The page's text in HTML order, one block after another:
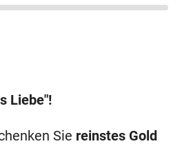
Liebe"!
Sie reinstes Gold